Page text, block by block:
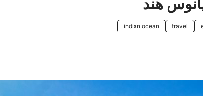
travel
indian ocean